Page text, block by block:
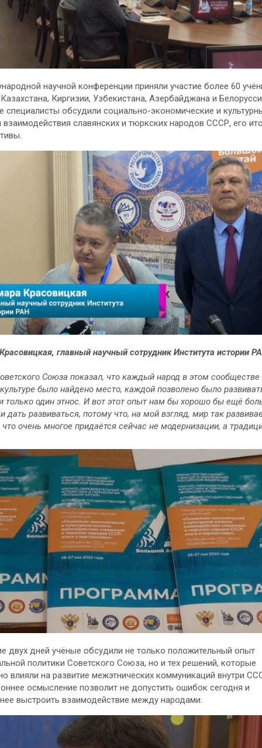
научной конференции приняли участие более 60
Киргизии, Узбекистана, Азербайджана и
специалисты обсудили социально-экономические и
взаимодействия славянских и тюркских народов СССР, его
главный научный сотрудник Института истории
Союза показал, что каждый народ в этом сообществе
было найдено место, каждой позволено было
только один этнос. И вот этот опыт нам бы хорошо бы ещё
дать развиваться, потому что, на мой взгляд, мир так
очень многое придаётся сейчас не модернизации, а
двух дней учёные обсудили не только положительный опыт
политики Советского Союза, но и тех решений, которые
влияли на развитие межэтнических коммуникаций внутри
осмысление позволит не допустить ошибок сегодня и
выстроить взаимодействие между народами.